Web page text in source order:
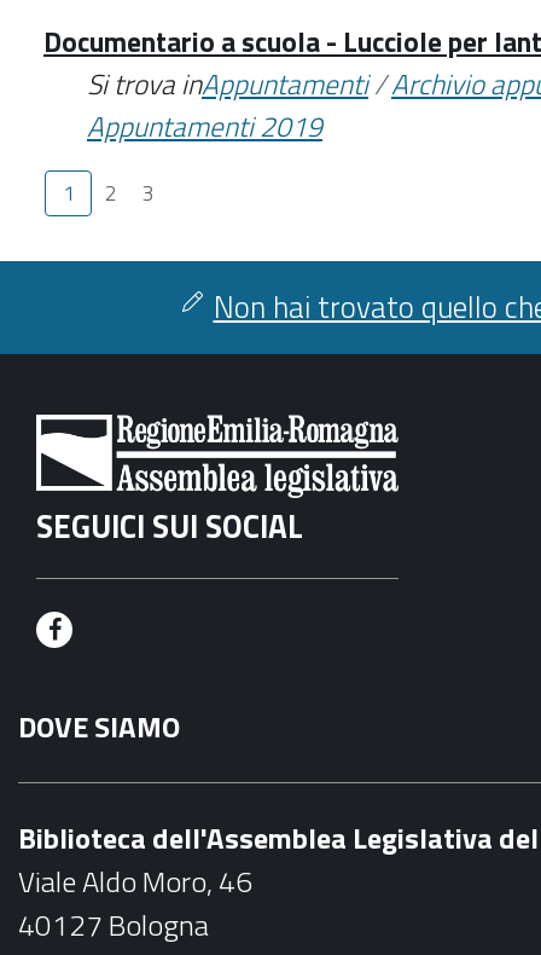
Documentario a scuola - Lucciole per
Si trova inAppuntamenti/Archivio
Appuntamenti 2019
1 2 3
Non hai trovato quello
SEGUICI SUI SOCIAL
F
c
e
o
k
DOVE SIAMO
Biblioteca dell'Assemblea Legislativa
Viale Aldo Moro, 46
40127 Bologna